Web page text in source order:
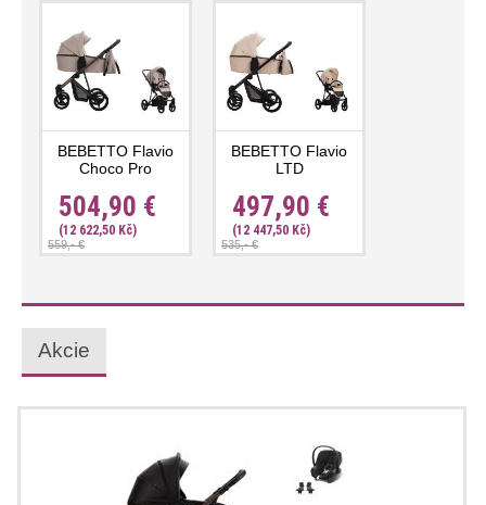
BEBETTO Flavio
Choco Pro
504,90 €
(12 622,50 Kč)
559,- €
BEBETTO Flavio
LTD
497,90 €
(12 447,50 Kč)
535,- €
Akcie